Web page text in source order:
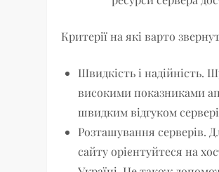
Критерії на які варто
Швидкість і надійність.
високими показниками
швидким відгуком
Розташування серверів.
сайту орієнтуйтеся на